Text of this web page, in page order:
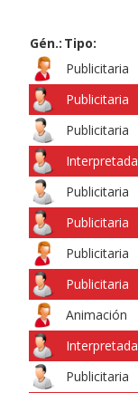
Gén.: Tipo:
Publicitaria
Publicitaria
Publicitaria
Interpretada
Publicitaria
Publicitaria
Publicitaria
Publicitaria
Animación
Interpretada
Publicitaria